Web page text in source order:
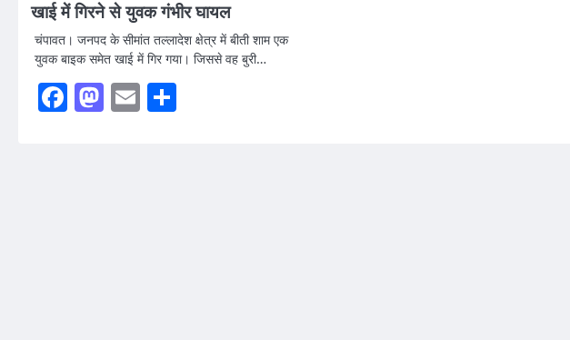
खाई में गिरने से युवक गंभीर घायल
चंपावत। जनपद के सीमांत तल्लादेश क्षेत्र में बीती शाम एक
युवक बाइक समेत खाई में गिर गया। जिससे वह बुरी…
Facebook
Mastodon
Email